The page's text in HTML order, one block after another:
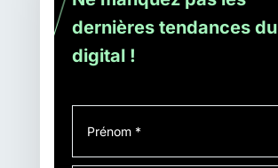
dernières tendances du
digital !